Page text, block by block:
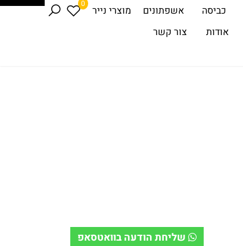
0 כביסה אשפתונים
מוצרי נייר
אודות צור קשר
שליחת הודעה בוואטסאפ